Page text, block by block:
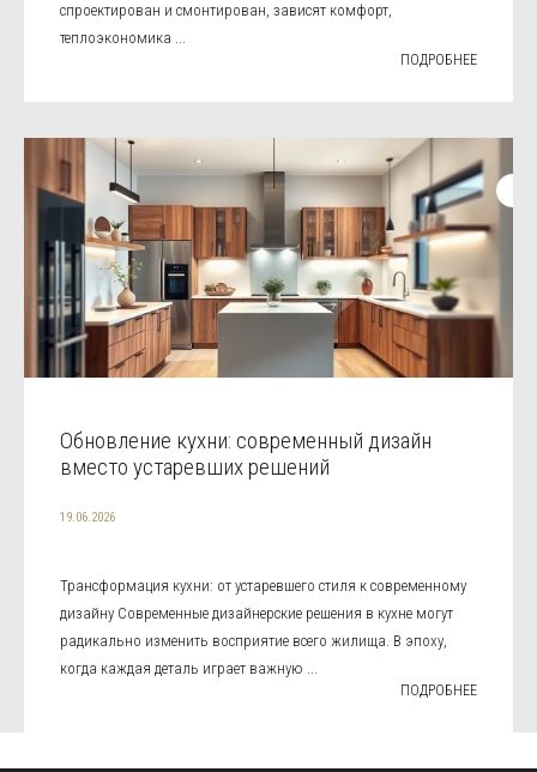
спроектирован и смонтирован, зависят комфорт,
теплоэкономика ...
ПОДРОБНЕЕ
Обновление кухни: современный дизайн
вместо устаревших решений
19.06.2026
Трансформация кухни: от устаревшего стиля к современному
дизайну Современные дизайнерские решения в кухне могут
радикально изменить восприятие всего жилища. В эпоху,
когда каждая деталь играет важную ...
ПОДРОБНЕЕ